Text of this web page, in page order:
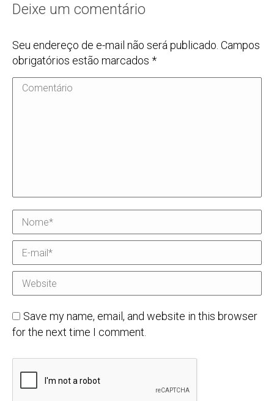
Deixe um comentário
Seu endereço de e-mail não será publicado. Campos
obrigatórios estão marcados *
Comentário
Nome *
E-mail *
Website
Save my name, email, and website in this browser
for the next time I comment.